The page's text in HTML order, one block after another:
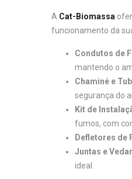
A Cat-Biomassa
funcionamento da
Condutos de
mantendo o
Chaminé e
segurança do
Kit de
fumos, com
Defletores de
Juntas e
ideal.